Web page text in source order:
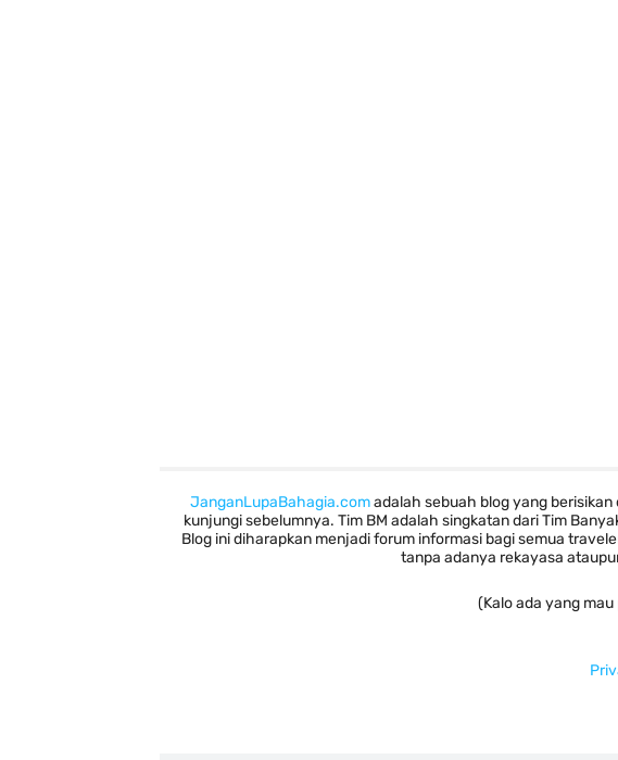
JanganLupaBahagia.comadalah sebuah blog yang
kunjungi sebelumnya. Tim BM adalah singkatan dari Tim
Blog ini diharapkan menjadi forum informasi bagi semua
tanpa adanya rekayasa
(Kalo ada yang